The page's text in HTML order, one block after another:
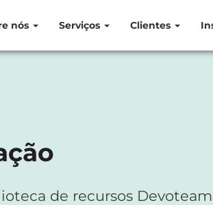
nós Serviços Clientes
de recursos